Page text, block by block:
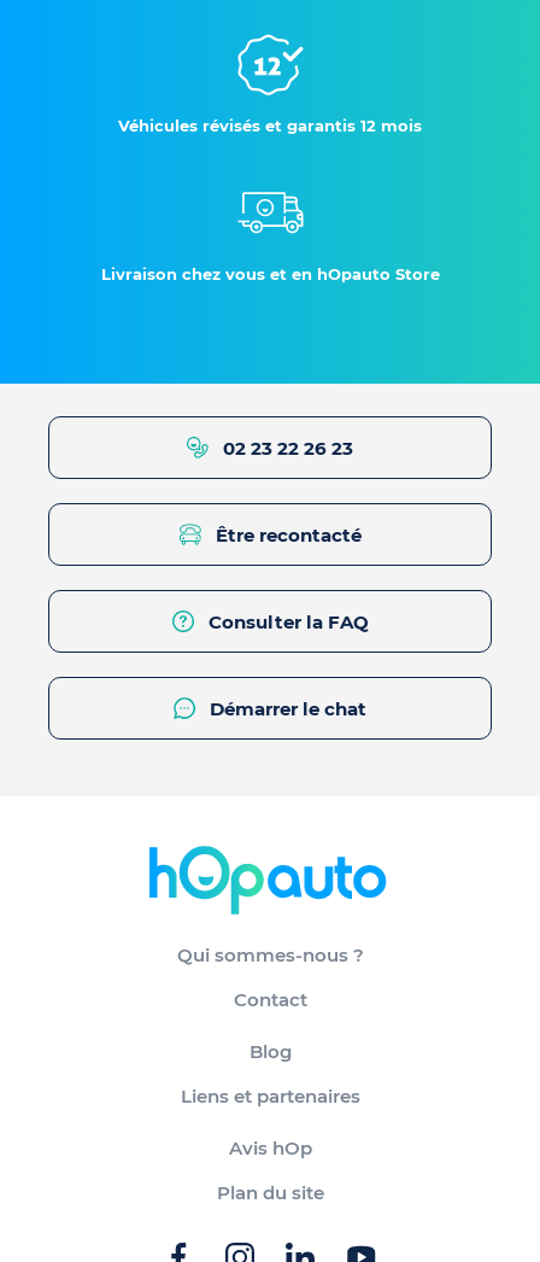
Véhicules révisés et garantis 12 mois
Livraison chez vous et en hOpauto Store
02 23 22 26 23
Être recontacté
Consulter la FAQ
Démarrer le chat
Qui sommes-nous ?
Contact
Blog
Liens et partenaires
Avis hOp
Plan du site